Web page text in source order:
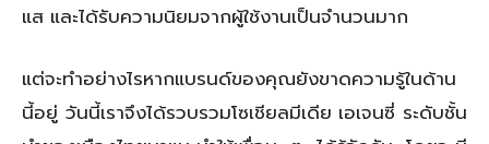
แส และได้รับความนิยมจากผู้ใช้งานเป็นจำนวนมาก
แต่จะทำอย่างไรหากแบรนด์ของคุณยังขาดความรู้ในด้าน
นี้อยู่ วันนี้เราจึงได้รวบรวมโซเชียลมีเดีย เอเจนซี่ ระดับชั้น